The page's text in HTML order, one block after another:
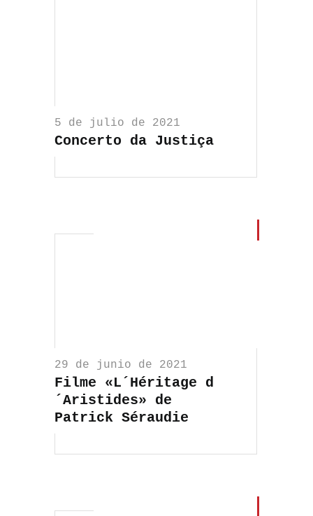
5 de julio de 2021
Concerto da Justiça
29 de junio de 2021
Filme «L´Héritage d
´Aristides» de
Patrick Séraudie